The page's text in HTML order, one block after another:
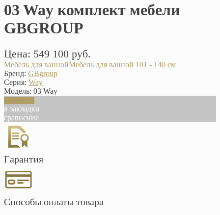
03 Way комплект мебели
GBGROUP
Цена: 549 100 руб.
Мебель для ваннойМебель для ванной 101 - 140 см
Бренд: GBgroup
Серия: Way
Модель: 03 Way
в закладки
сравнение
Гарантия
Способы оплаты товара